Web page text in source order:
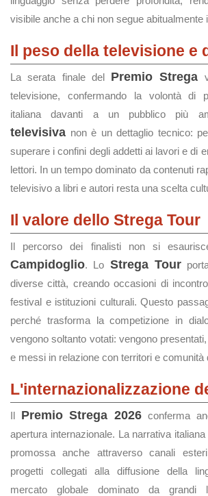
visibile anche a chi non segue abitualmente
Il peso della televisione e
La serata finale del Premio Strega
televisione, confermando la volontà di
italiana davanti a un pubblico più
televisiva non è un dettaglio tecnico:
superare i confini degli addetti ai lavori e di
lettori. In un tempo dominato da contenuti
televisivo a libri e autori resta una scelta
Il valore dello Strega Tour
Il percorso dei finalisti non si
Campidoglio. Lo Strega Tour
diverse città, creando occasioni di
festival e istituzioni culturali. Questo
perché trasforma la competizione in
vengono soltanto votati: vengono
e messi in relazione con territori e comunità
L'internazionalizzazione
Il Premio Strega 2026 conferma
apertura internazionale. La narrativa
promossa anche attraverso canali
progetti collegati alla diffusione della
mercato globale dominato da grandi